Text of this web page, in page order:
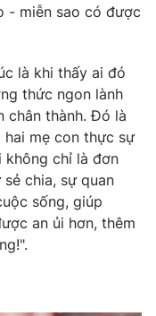
- miễn sao có được
là khi thấy ai đó
thức ngon lành
chân thành. Đó là
hai mẹ con thực sự
chỉ là đơn
chia, sự quan
sống, giúp
an ủi hơn, thêm